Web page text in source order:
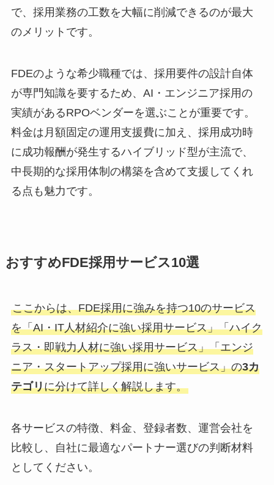
で、採用業務の工数を大幅に削減できるのが最大
のメリットです。
FDEのような希少職種では、採用要件の設計自体
が専門知識を要するため、AI・エンジニア採用の
実績があるRPOベンダーを選ぶことが重要です。
料金は月額固定の運用支援費に加え、採用成功時
に成功報酬が発生するハイブリッド型が主流で、
中長期的な採用体制の構築を含めて支援してくれ
る点も魅力です。
おすすめFDE採用サービス10選
ここからは、FDE採用に強みを持つ10のサービス
を「AI・IT人材紹介に強い採用サービス」「ハイク
ラス・即戦力人材に強い採用サービス」「エンジ
ニア・スタートアップ採用に強いサービス」の3カ
テゴリに分けて詳しく解説します。
各サービスの特徴、料金、登録者数、運営会社を
比較し、自社に最適なパートナー選びの判断材料
としてください。